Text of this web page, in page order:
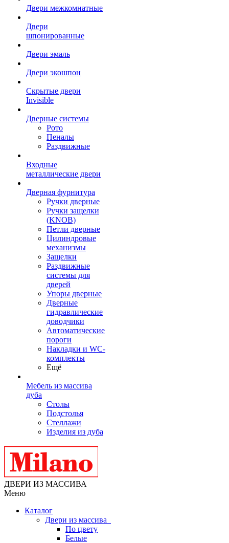
Двери межкомнатные
Двери
шпонированные
Двери эмаль
Двери экошпон
Скрытые двери
Invisible
Дверные системы
Рото
Пеналы
Раздвижные
Входные
металлические двери
Дверная фурнитура
Ручки дверные
Ручки защелки
(KNOB)
Петли дверные
Цилиндровые
механизмы
Защелки
Раздвижные
системы для
дверей
Упоры дверные
Дверные
гидравлические
доводчики
Автоматические
пороги
Накладки и WC-
комплекты
Ещё
Мебель из массива
дуба
Столы
Подстолья
Стеллажи
Изделия из дуба
ДВЕРИ ИЗ МАССИВА
Меню
Каталог
Двери из массива
По цвету
Белые